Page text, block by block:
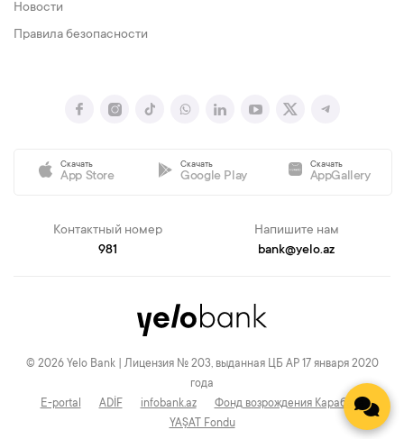
Новости
Правила безопасности
Скачать
App Store
Скачать
Google Play
Скачать
AppGallery
Контактный номер
981
Напишите нам
bank@yelo.az
© 2026 Yelo Bank | Лицензия № 203, выданная ЦБ АР 17 января 2020
года
E-portal
ADİF infobank.az
Фонд возрождения Карабаха
YAŞAT Fondu